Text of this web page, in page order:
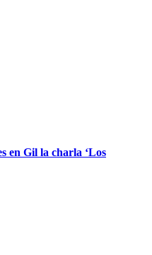
en Gil la charla ‘Los